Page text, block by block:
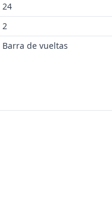
24
2
Barra de vueltas